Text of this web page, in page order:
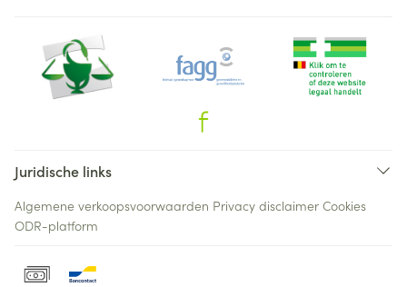
Juridische links
Algemene verkoopsvoorwaarden Privacy disclaimer Cookies
ODR-platform